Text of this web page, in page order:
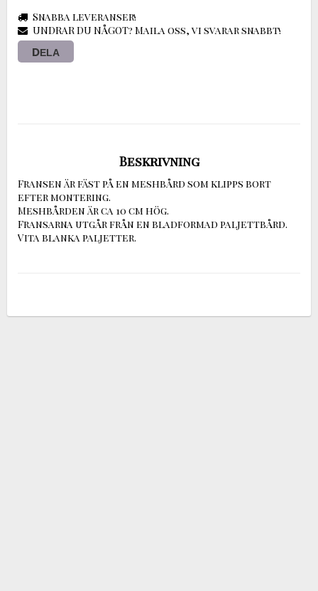
Snabba leveranser!
UNDRAR DU NÅGOT? Maila oss, vi svarar snabbt!
DELA
Beskrivning
Fransen är fäst på en meshbård som klipps bort
efter montering.
Meshbården är ca 10 cm hög.
Fransarna utgår från en bladformad paljettbård.
Vita blanka paljetter.